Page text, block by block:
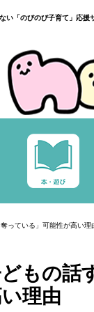
ない「のびのび子育て」応
っている」可能性が高い理
もの話
理由